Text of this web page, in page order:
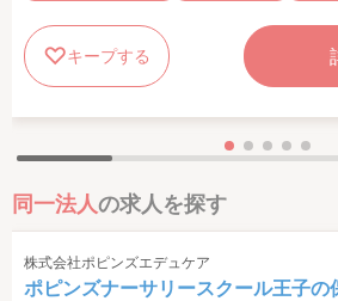
キープする
同一法人の求人を探す
株式会社ポピンズエデュケア
ポピンズナーサリースクール王子の